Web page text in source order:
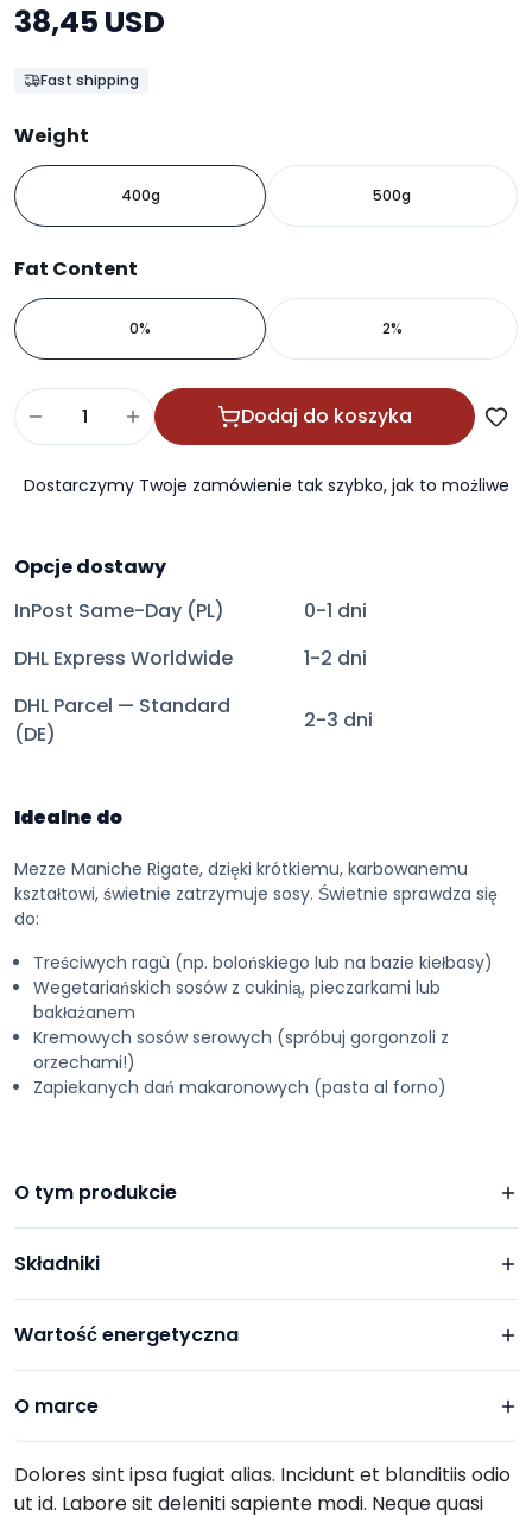
38,45 USD
Fast shipping
Weight
400g 500g
Fat Content
0% 2%
Dodaj do koszyka
Dostarczymy Twoje zamówienie tak szybko, jak to możliwe
Opcje dostawy
InPost Same-Day (PL)
0-1 dni
DHL Express Worldwide
1-2 dni
DHL Parcel — Standard
(DE)
2-3 dni
Idealne do
Mezze Maniche Rigate, dzięki krótkiemu, karbowanemu
kształtowi, świetnie zatrzymuje sosy. Świetnie sprawdza się
do:
Treściwych ragù (np. bolońskiego lub na bazie kiełbasy)
Wegetariańskich sosów z cukinią, pieczarkami lub
bakłażanem
Kremowych sosów serowych (spróbuj gorgonzoli z
orzechami!)
Zapiekanych dań makaronowych (pasta al forno)
O tym produkcie
Składniki
Wartość energetyczna
O marce
Dolores sint ipsa fugiat alias. Incidunt et blanditiis odio
ut id. Labore sit deleniti sapiente modi. Neque quasi